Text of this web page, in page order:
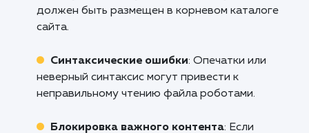
После создания файла robots.txt
Инструмент для вебмастеров от
предоставляет возможность